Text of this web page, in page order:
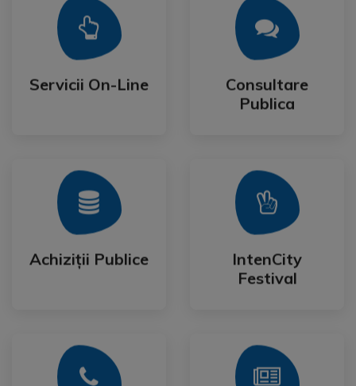
Servicii On-Line
Servicii On-Line
Mai Mult
Consultare
Publica
Consultare
Publica
Mai Mult
Achiziții Publice
Achiziții Publice
Mai Mult
IntenCity
Festival
IntenCity
Festival
Mai Mult
Mai Mult Mai Mult